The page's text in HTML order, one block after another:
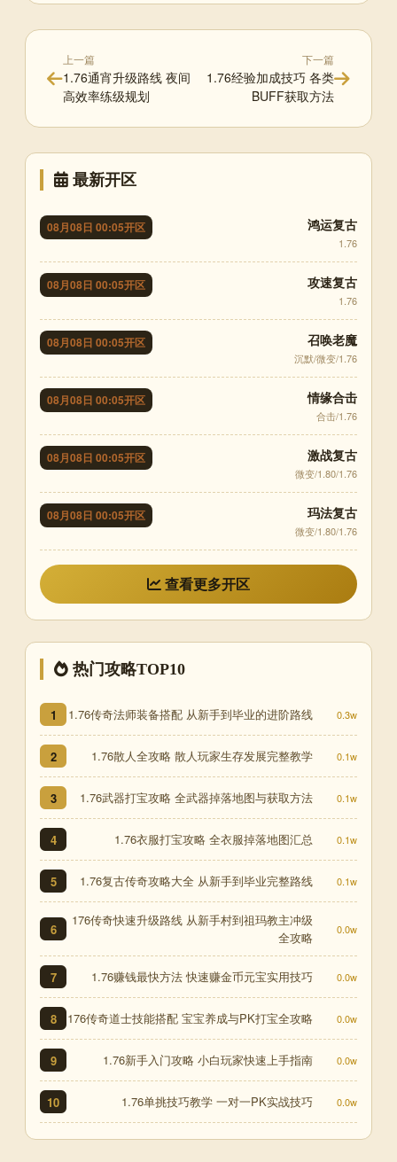
上一篇
1.76通宵升级路线 夜间
高效率练级规划
下一篇
1.76经验加成技巧 各类
BUFF获取方法
最新开区
08月08日 00:05开区 鸿运复古
1.76
08月08日 00:05开区 攻速复古
1.76
08月08日 00:05开区 召唤老魔
沉默/微变/1.76
08月08日 00:05开区 情缘合击
合击/1.76
08月08日 00:05开区 激战复古
微变/1.80/1.76
08月08日 00:05开区 玛法复古
微变/1.80/1.76
查看更多开区
热门攻略TOP10
1 1.76传奇法师装备搭配 从新手到毕业的进阶路线 0.3w
2 1.76散人全攻略 散人玩家生存发展完整教学 0.1w
3 1.76武器打宝攻略 全武器掉落地图与获取方法 0.1w
4 1.76衣服打宝攻略 全衣服掉落地图汇总 0.1w
5 1.76复古传奇攻略大全 从新手到毕业完整路线 0.1w
6
176传奇快速升级路线 从新手村到祖玛教主冲级
全攻略
0.0w
7 1.76赚钱最快方法 快速赚金币元宝实用技巧 0.0w
8 176传奇道士技能搭配 宝宝养成与PK打宝全攻略 0.0w
9 1.76新手入门攻略 小白玩家快速上手指南 0.0w
10 1.76单挑技巧教学 一对一PK实战技巧 0.0w